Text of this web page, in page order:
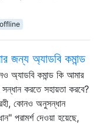
offline
জন্য অ্যাডবি কমান্ড
অ্যাডবি কমান্ড কি আমার
করতে সহায়তা করবে?
কোনও অনুসন্ধান
পরামর্শ দেওয়া হয়েছে,